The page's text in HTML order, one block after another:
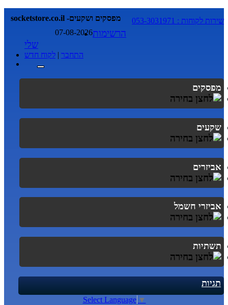
שירות לקוחות : 053-3031971
socketstore.co.il -מפסקים ושקעים
07-08-2026הרשימות
שלי
התחבר | לקוח חדש
מפסקים
שקעים
אביזרים
אביזרי חשמל
תשתיות
תגיות
Select Language ▼